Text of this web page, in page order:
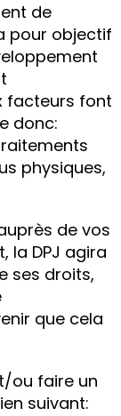
de
pour objectif
facteurs font
donc:
physiques,
de vos
la DPJ agira
ses droits,
que cela
ou faire un
suivant: